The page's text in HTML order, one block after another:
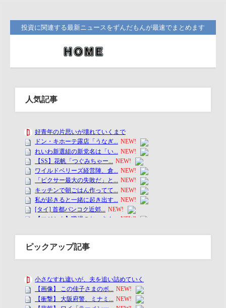
投資に関連する最新ニュースをずんだもんが最速でまとめます
人気記事
ピックアップ記事